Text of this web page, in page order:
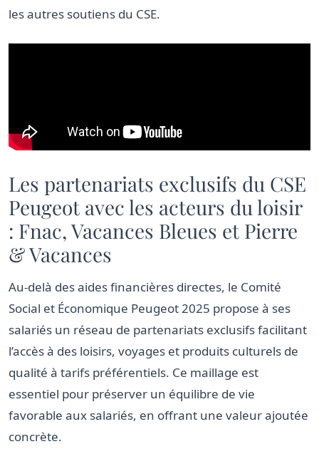
les autres soutiens du CSE.
Les partenariats exclusifs du CSE
Peugeot avec les acteurs du loisir
: Fnac, Vacances Bleues et Pierre
& Vacances
Au-delà des aides financières directes, le Comité
Social et Économique Peugeot 2025 propose à ses
salariés un réseau de partenariats exclusifs facilitant
l’accès à des loisirs, voyages et produits culturels de
qualité à tarifs préférentiels. Ce maillage est
essentiel pour préserver un équilibre de vie
favorable aux salariés, en offrant une valeur ajoutée
concrète.